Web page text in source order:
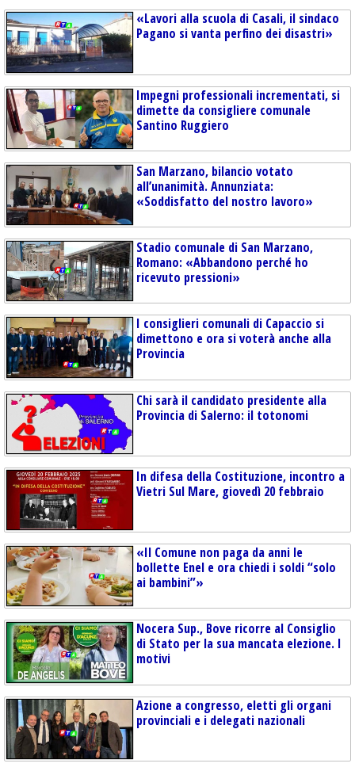
«Lavori alla scuola di Casali, il sindaco
Pagano si vanta perfino dei disastri»
Impegni professionali incrementati, si
dimette da consigliere comunale
Santino Ruggiero
San Marzano, bilancio votato
all’unanimità. Annunziata:
«Soddisfatto del nostro lavoro»
Stadio comunale di San Marzano,
Romano: «Abbandono perché ho
ricevuto pressioni»
I consiglieri comunali di Capaccio si
dimettono e ora si voterà anche alla
Provincia
Chi sarà il candidato presidente alla
Provincia di Salerno: il totonomi
In difesa della Costituzione, incontro a
Vietri Sul Mare, giovedì 20 febbraio
«Il Comune non paga da anni le
bollette Enel e ora chiedi i soldi “solo
ai bambini”»
Nocera Sup., Bove ricorre al Consiglio
di Stato per la sua mancata elezione. I
motivi
Azione a congresso, eletti gli organi
provinciali e i delegati nazionali